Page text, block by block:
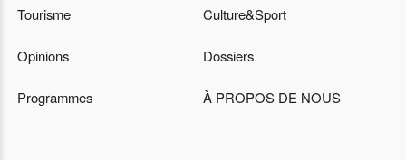
Tourisme Culture&Sport
Opinions Dossiers
Programmes À PROPOS DE NOUS